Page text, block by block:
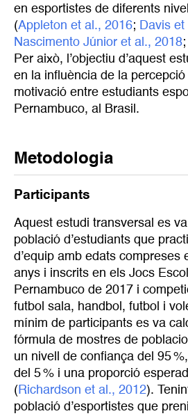
en esportistes de diferents
(Appleton et al., 2016; Davis
Nascimento Júnior et al., 2018;
Per això, l’objectiu d’aquest
en la influència de la
motivació entre estudiants
Pernambuco, al Brasil.
Metodologia
Participants
Aquest estudi transversal es
població d’estudiants que
d’equip amb edats compreses
anys i inscrits en els Jocs
Pernambuco de 2017 i
futbol sala, handbol, futbol i
mínim de participants es va
fórmula de mostres de
un nivell de confiança del 95
del 5 % i una proporció
( Richardson et al., 2012).
població d’esportistes que